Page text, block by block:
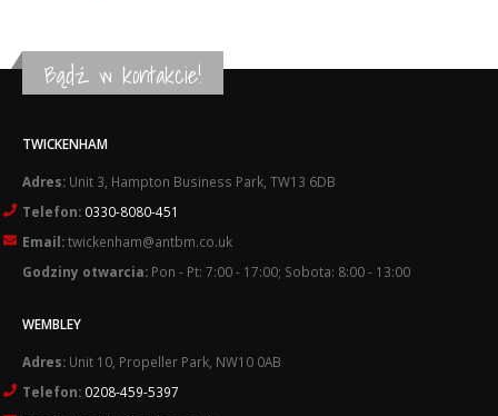
Bądź w kontakcie!
TWICKENHAM
Adres: Unit 3, Hampton Business Park, TW13 6DB
Telefon: 0330-8080-451
Email:twickenham@antbm.co.uk
Godziny otwarcia: Pon - Pt: 7:00 - 17:00; Sobota: 8:00 - 13:00
WEMBLEY
Adres: Unit 10, Propeller Park, NW10 0AB
Telefon: 0208-459-5397